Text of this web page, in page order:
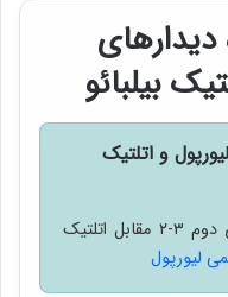
دیدارهای
بیلبائو
و اتلتیک
لیورپول در بازی اول ۴-۱ و در بازی دوم ۳-۲ مقابل اتلتیک
لیورپول